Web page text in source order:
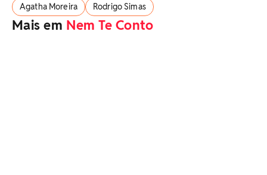
Agatha Moreira Rodrigo Simas
Mais em Nem Te Conto